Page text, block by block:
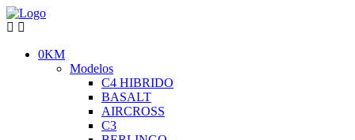
0KM
Modelos
C4 HIBRIDO
BASALT
AIRCROSS
C3